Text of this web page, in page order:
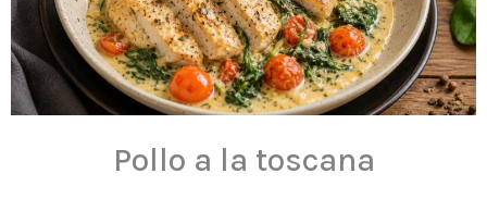
Pollo a la toscana